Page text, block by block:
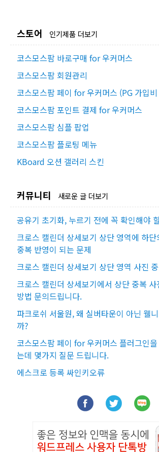
스토어 인기제품 더보기
코스모스팜 바로구매 for 우커머스
코스모스팜 회원관리
코스모스팜 페이 for 우커머스 (PG 가입
코스모스팜 포인트 결제 for 우커머스
코스모스팜 심플 팝업
코스모스팜 플로팅 메뉴
KBoard 오션 갤러리 스킨
커뮤니티 새로운 글 더보기
공유기 초기화, 누르기 전에 꼭 확인해야
크로스 캘린더 상세보기 상단 영역에 하단
중복 반영이 되는 문제
크로스 캘린더 상세보기 상단 영역 사진
크로스 캘린더 상세보기에서 상단 중복
방법 문의드립니다.
파크로쉬 서울원, 왜 실버타운이 아닌 웰
까?
코스모스팜 페이 for 우커머스 플러그인
는데 몇가지 질문 드립니다.
에스크로 등록 싸인키오류